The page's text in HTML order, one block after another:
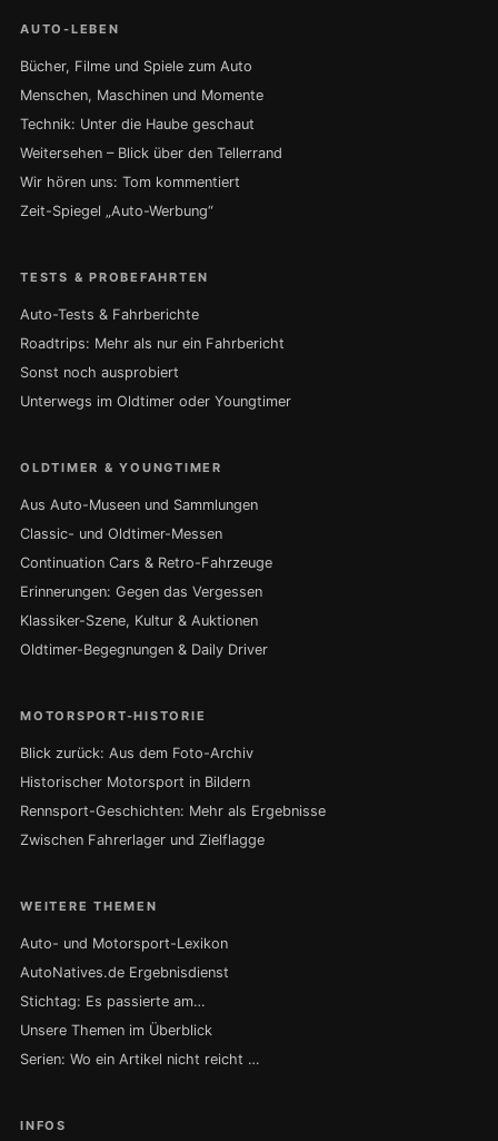
AUTO-LEBEN
Bücher, Filme und Spiele zum Auto
Menschen, Maschinen und Momente
Technik: Unter die Haube geschaut
Weitersehen – Blick über den Tellerrand
Wir hören uns: Tom kommentiert
Zeit-Spiegel „Auto-Werbung“
TESTS & PROBEFAHRTEN
Auto-Tests & Fahrberichte
Roadtrips: Mehr als nur ein Fahrbericht
Sonst noch ausprobiert
Unterwegs im Oldtimer oder Youngtimer
OLDTIMER & YOUNGTIMER
Aus Auto-Museen und Sammlungen
Classic- und Oldtimer-Messen
Continuation Cars & Retro-Fahrzeuge
Erinnerungen: Gegen das Vergessen
Klassiker-Szene, Kultur & Auktionen
Oldtimer-Begegnungen & Daily Driver
MOTORSPORT-HISTORIE
Blick zurück: Aus dem Foto-Archiv
Historischer Motorsport in Bildern
Rennsport-Geschichten: Mehr als Ergebnisse
Zwischen Fahrerlager und Zielflagge
WEITERE THEMEN
Auto- und Motorsport-Lexikon
AutoNatives.de Ergebnisdienst
Stichtag: Es passierte am…
Unsere Themen im Überblick
Serien: Wo ein Artikel nicht reicht …
INFOS